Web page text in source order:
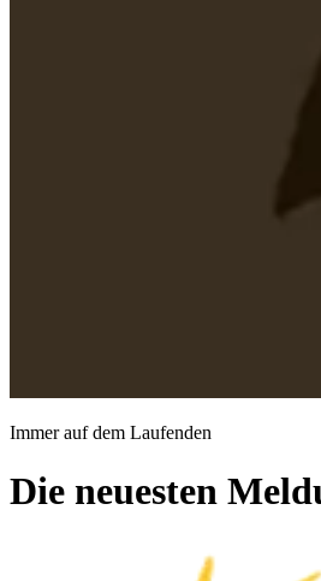
Immer auf dem Laufenden
Die neuesten